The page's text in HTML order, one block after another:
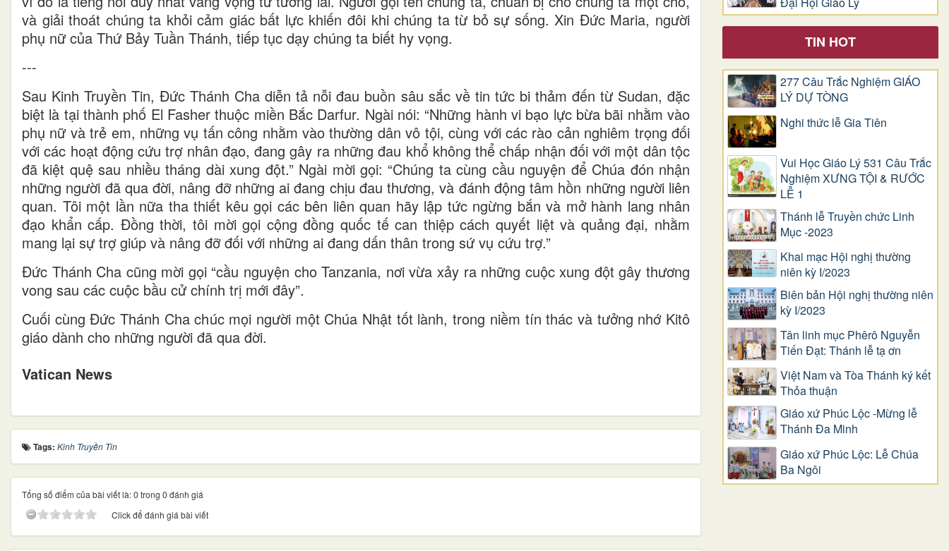
và giải thoát chúng ta khỏi cảm giác bất lực khiến đôi khi chúng ta từ bỏ sự sống. Xin Đức Maria, người
phụ nữ của Thứ Bảy Tuần Thánh, tiếp tục dạy chúng ta biết hy vọng.
---
Sau Kinh Truyền Tin, Đức Thánh Cha diễn tả nỗi đau buồn sâu sắc về tin tức bi thảm đến từ Sudan, đặc
biệt là tại thành phố El Fasher thuộc miền Bắc Darfur. Ngài nói: “Những hành vi bạo lực bừa bãi nhằm vào
phụ nữ và trẻ em, những vụ tấn công nhằm vào thường dân vô tội, cùng với các rào cản nghiêm trọng đối
với các hoạt động cứu trợ nhân đạo, đang gây ra những đau khổ không thể chấp nhận đối với một dân tộc
đã kiệt quệ sau nhiều tháng dài xung đột.” Ngài mời gọi: “Chúng ta cùng cầu nguyện để Chúa đón nhận
những người đã qua đời, nâng đỡ những ai đang chịu đau thương, và đánh động tâm hồn những người liên
quan. Tôi một lần nữa tha thiết kêu gọi các bên liên quan hãy lập tức ngừng bắn và mở hành lang nhân
đạo khẩn cấp. Đồng thời, tôi mời gọi cộng đồng quốc tế can thiệp cách quyết liệt và quảng đại, nhằm
mang lại sự trợ giúp và nâng đỡ đối với những ai đang dấn thân trong sứ vụ cứu trợ.”
Đức Thánh Cha cũng mời gọi “cầu nguyện cho Tanzania, nơi vừa xảy ra những cuộc xung đột gây thương
vong sau các cuộc bầu cử chính trị mới đây”.
Cuối cùng Đức Thánh Cha chúc mọi người một Chúa Nhật tốt lành, trong niềm tín thác và tưởng nhớ Kitô
giáo dành cho những người đã qua đời.
Vatican News
Tags: Kinh Truyền Tin
Tổng số điểm của bài viết là: 0 trong 0 đánh giá
Click để đánh giá bài viết
TIN HOT
277 Câu Trắc Nghiệm GIÁO
LÝ DỰ TÒNG
Nghi thức lễ Gia Tiên
Vui Học Giáo Lý 531 Câu Trắc
Nghiệm XƯNG TỘI & RƯỚC
LỄ 1
Thánh lễ Truyền chức Linh
Mục -2023
Khai mạc Hội nghị thường
niên kỳ I/2023
Biên bản Hội nghị thường niên
kỳ I/2023
Tân linh mục Phêrô Nguyễn
Tiến Đạt: Thánh lễ tạ ơn
Việt Nam và Tòa Thánh ký kết
Thỏa thuận
Giáo xứ Phúc Lộc -Mừng lễ
Thánh Đa Minh
Giáo xứ Phúc Lộc: Lễ Chúa
Ba Ngôi